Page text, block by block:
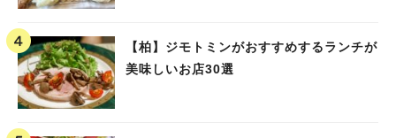
【柏】ジモトミンがおすすめするランチが
美味しいお店30選